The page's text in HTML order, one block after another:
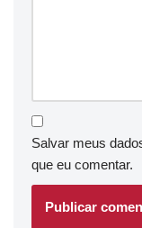
Salvar meus
que eu comentar.